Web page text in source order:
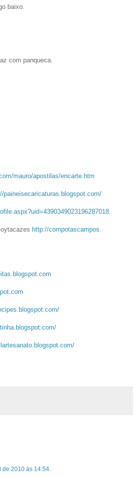
baixo.
com panqueca.
mauro/apostilas/encarte.htm
paineisecaricaturas. blogspot.com/
4390349023196287018
http://compotascampos.
blogspot.com
blogspot.com/
com/
blogspot.com/
de 2010 às 14:54